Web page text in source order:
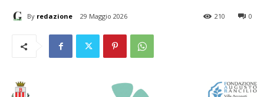
By redazione 29 Maggio 2026 0
210